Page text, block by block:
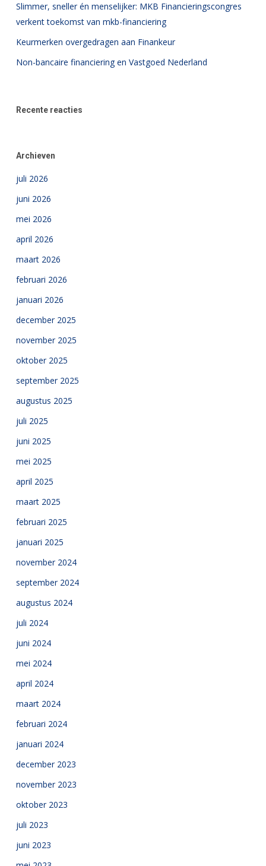
Slimmer, sneller én menselijker: MKB Financieringscongres
verkent toekomst van mkb-financiering
Keurmerken overgedragen aan Finankeur
Non-bancaire financiering en Vastgoed Nederland
Recente reacties
Archieven
juli 2026
juni 2026
mei 2026
april 2026
maart 2026
februari 2026
januari 2026
december 2025
november 2025
oktober 2025
september 2025
augustus 2025
juli 2025
juni 2025
mei 2025
april 2025
maart 2025
februari 2025
januari 2025
november 2024
september 2024
augustus 2024
juli 2024
juni 2024
mei 2024
april 2024
maart 2024
februari 2024
januari 2024
december 2023
november 2023
oktober 2023
juli 2023
juni 2023